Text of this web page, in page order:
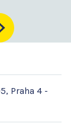
Praha 4 -